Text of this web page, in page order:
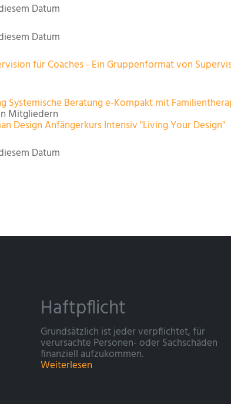
Datum
Datum
für Coaches - Ein Gruppenformat von
Systemische Beratung e-Kompakt mit
Mitgliedern
Design Anfängerkurs Intensiv "Living Your Design"
Datum
Haftpflicht
Grundsätzlich ist jeder verpflichtet, für
verursachte Personen- oder Sachschäden
finanziell aufzukommen.
Weiterlesen